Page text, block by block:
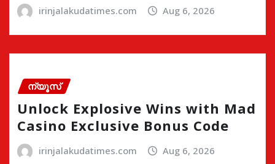
irinjalakudatimes.com Aug 6, 2026
ന്യൂസ്
Unlock Explosive Wins with Mad
Casino Exclusive Bonus Code
irinjalakudatimes.com Aug 6, 2026